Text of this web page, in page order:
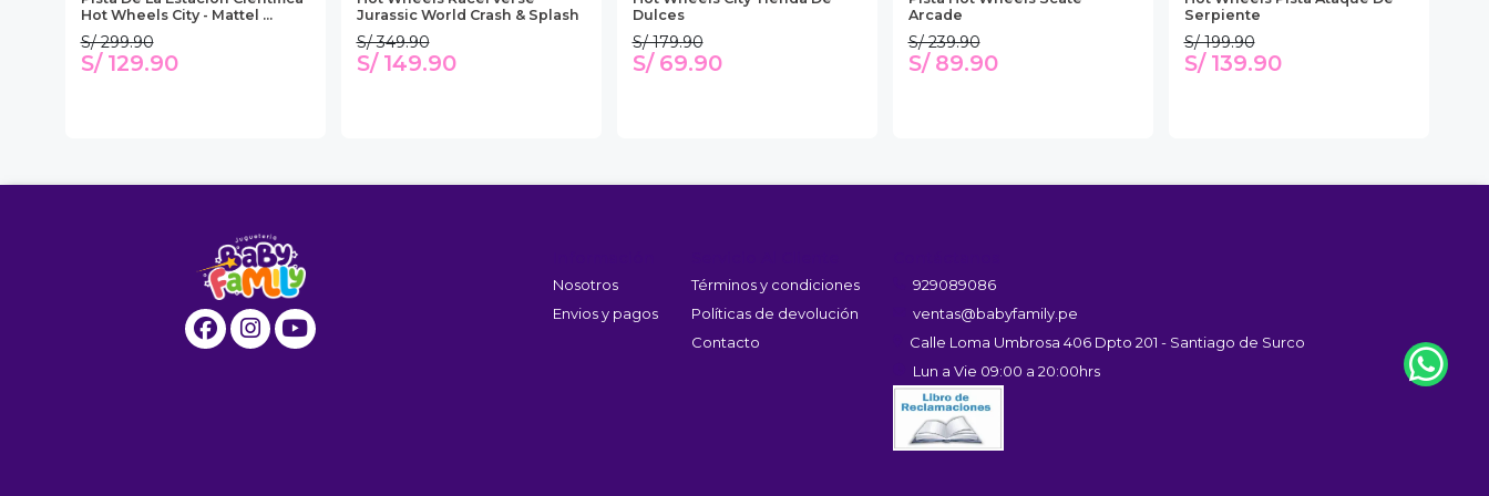
Hot Wheels City - Mattel ...
S/ 299.90
S/ 129.90
Jurassic World Crash & Splash
S/ 349.90
S/ 149.90
Dulces
S/ 179.90
S/ 69.90
Arcade
S/ 239.90
S/ 89.90
Serpiente
S/ 199.90
S/ 139.90
Nosotros
Envios y pagos
Términos y condiciones
Políticas de devolución
Contacto
929089086
ventas@babyfamily.pe
Calle Loma Umbrosa 406 Dpto 201 - Santiago de Surco
Lun a Vie 09:00 a 20:00hrs